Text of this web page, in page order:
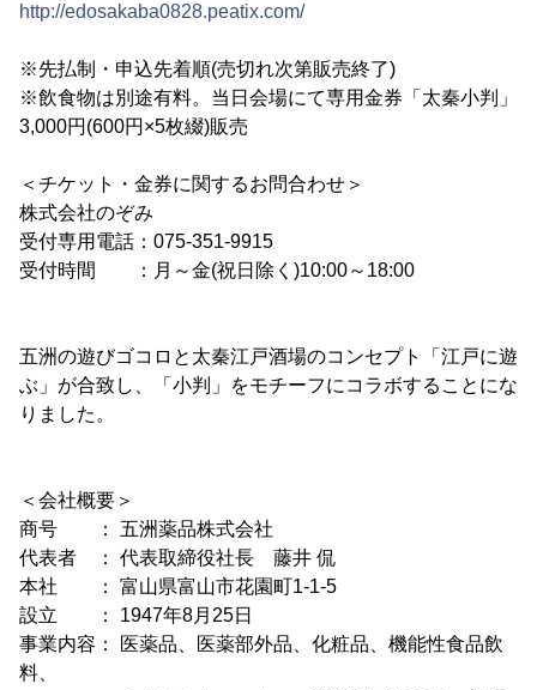
http://edosakaba0828.peatix.com/
※先払制・申込先着順(売切れ次第販売終了)
※飲食物は別途有料。当日会場にて専用金券「太秦小判」
3,000円(600円×5枚綴)販売
＜チケット・金券に関するお問合わせ＞
株式会社のぞみ
受付専用電話：075-351-9915
受付時間 ：月～金(祝日除く)10:00～18:00
五洲の遊びゴコロと太秦江戸酒場のコンセプト「江戸に遊
ぶ」が合致し、「小判」をモチーフにコラボすることにな
りました。
＜会社概要＞
商号 ： 五洲薬品株式会社
代表者 ： 代表取締役社長 藤井 侃
本社 ： 富山県富山市花園町1-1-5
設立 ： 1947年8月25日
事業内容： 医薬品、医薬部外品、化粧品、機能性食品飲
料、